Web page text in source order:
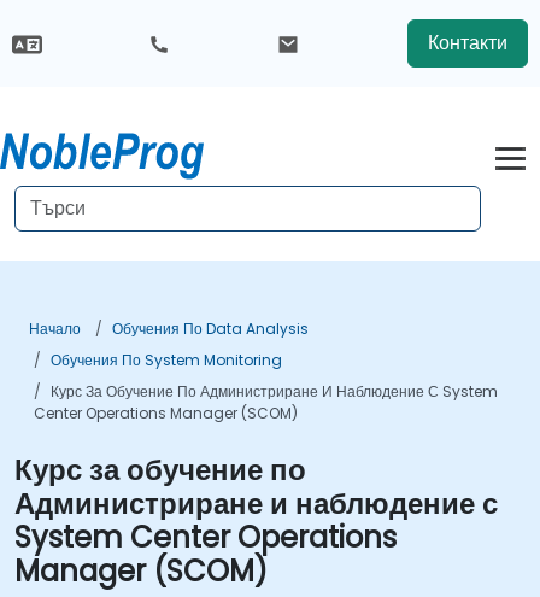
Контакти
Начало
Обучения По Data Analysis
Обучения По System Monitoring
Курс За Обучение По Администриране И Наблюдение С System
Center Operations Manager (SCOM)
Курс за обучение по
Администриране и наблюдение с
System Center Operations
Manager (SCOM)